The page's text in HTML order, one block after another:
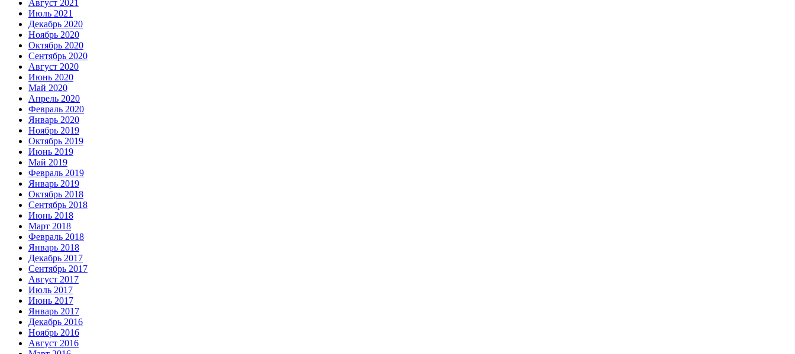
Август 2021
Июль 2021
Декабрь 2020
Ноябрь 2020
Октябрь 2020
Сентябрь 2020
Август 2020
Июнь 2020
Май 2020
Апрель 2020
Февраль 2020
Январь 2020
Ноябрь 2019
Октябрь 2019
Июнь 2019
Май 2019
Февраль 2019
Январь 2019
Октябрь 2018
Сентябрь 2018
Июнь 2018
Март 2018
Февраль 2018
Январь 2018
Декабрь 2017
Сентябрь 2017
Август 2017
Июль 2017
Июнь 2017
Январь 2017
Декабрь 2016
Ноябрь 2016
Август 2016